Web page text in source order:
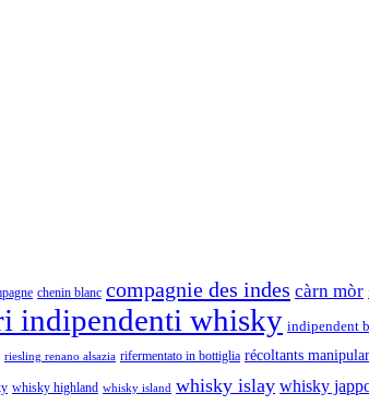
chenin blanc compagnie des indes càrn mòr
indipendenti whisky indipendent
riesling renano alsazia rifermentato in bottiglia récoltants
whisky highland whisky island whisky islay whisky